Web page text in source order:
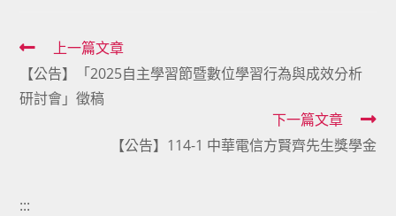
Read
more
articles
上一篇文章
【公告】「2025自主學習節暨數位學習行為與成效分析
研討會」徵稿
下一篇文章
【公告】114-1 中華電信方賢齊先生獎學金
:::